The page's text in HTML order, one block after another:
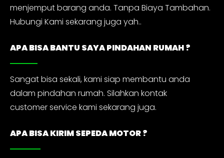
menjemput barang anda. Tanpa Biaya Tambahan.
Hubungi Kami sekarang juga yah..
APA BISA BANTU SAYA PINDAHAN RUMAH ?
Sangat bisa sekali, kami siap membantu anda
dalam pindahan rumah. Silahkan kontak
customer service kami sekarang juga.
APA BISA KIRIM SEPEDA MOTOR ?